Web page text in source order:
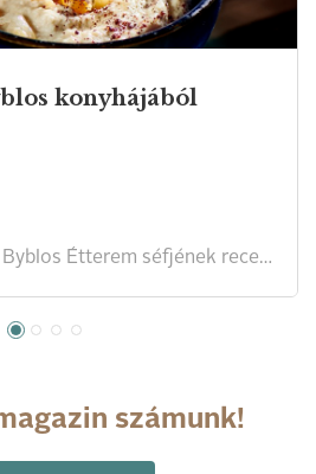
konyhájából
Mohamed Kutaini A Byblos Étterem séfjének receptje
számunk!